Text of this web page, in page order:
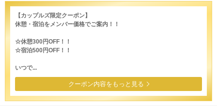
【カップルズ限定クーポン】
休憩・宿泊をメンバー価格でご案内！！
☆休憩300円OFF！！
☆宿泊500円OFF！！
いつで...
クーポン内容をもっと見る